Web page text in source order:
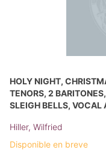
HOLY NIGHT,
TENORS, 2
SLEIGH BELLS, VOCAL
Hiller, Wilfried
Disponible en breve